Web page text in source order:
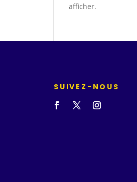
afficher.
SUIVEZ-NOUS